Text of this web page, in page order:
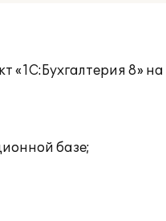
«1С:Бухгалтерия 8» на
базе;